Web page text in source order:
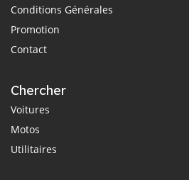
Conditions Générales
Promotion
Contact
Chercher
Voitures
Motos
Utilitaires